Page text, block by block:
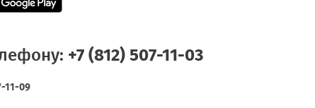
+7 (812) 507-11-03
11-09